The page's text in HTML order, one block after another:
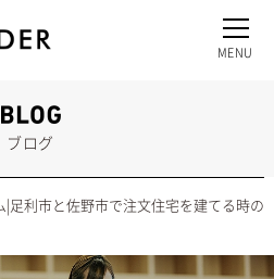
ブログ
|足利市と佐野市で注文住宅を建てる時の